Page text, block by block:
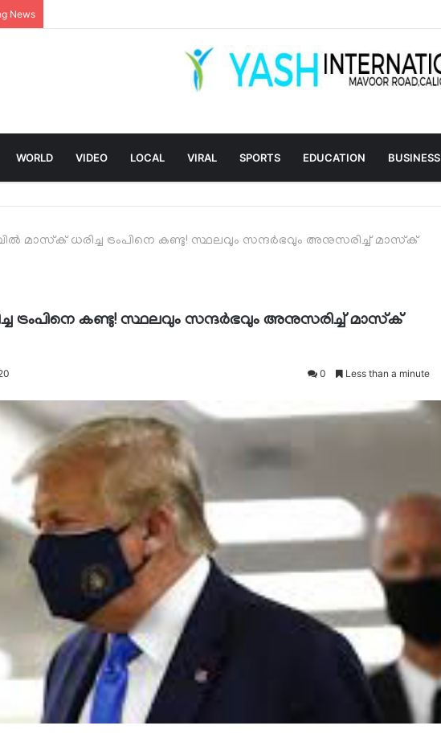
News
WORLD VIDEO LOCAL VIRAL SPORTS EDUCATION BUSINESS
മാസ്‌ക് ധരിച്ച ട്രംപിനെ കണ്ടു! സ്ഥലവും സന്ദര്‍ഭവും അനുസരിച്ച് മാസ്‌ക്
ട്രംപിനെ കണ്ടു! സ്ഥലവും സന്ദര്‍ഭവും അനുസരിച്ച് മാസ്‌ക്
0 Less than a minute